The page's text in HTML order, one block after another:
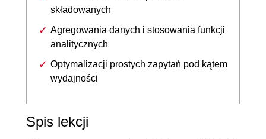
składowanych
Agregowania danych i stosowania funkcji
analitycznych
Optymalizacji prostych zapytań pod kątem
wydajności
Spis lekcji